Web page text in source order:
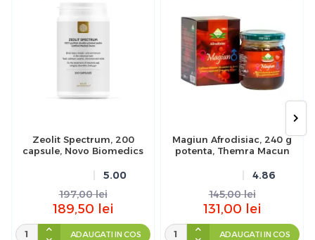
Zeolit Spectrum, 200
capsule, Novo Biomedics
5.00
197,00 lei
189,50 lei
ADAUGATI IN COS
Magiun Afrodisiac, 240 g
potenta, Themra Macun
4.86
145,00 lei
131,00 lei
ADAUGATI IN COS